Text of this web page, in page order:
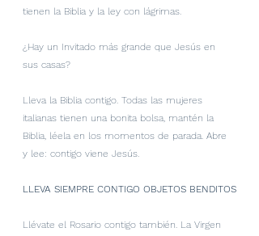
tienen la Biblia y la ley con lágrimas.
¿Hay un Invitado más grande que Jesús en
sus casas?
Lleva la Biblia contigo. Todas las mujeres
italianas tienen una bonita bolsa, mantén la
Biblia, léela en los momentos de parada. Abre
y lee: contigo viene Jesús.
LLEVA SIEMPRE CONTIGO OBJETOS BENDITOS
Llévate el Rosario contigo también. La Virgen